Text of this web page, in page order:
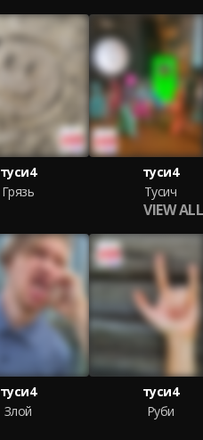
туси4
Грязь
туси4
Тусич
VIEW ALL
туси4
Злой
туси4
Руби